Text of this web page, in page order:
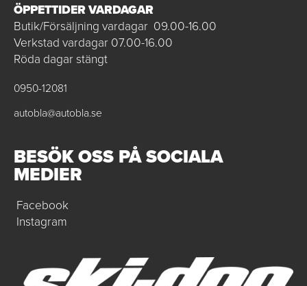
ÖPPETTIDER VARDAGAR
Butik/Försäljning vardagar 09.00-16.00
Verkstad vardagar 07.00-16.00
Röda dagar stängt
0950-12081
autobla@autobla.se
BESÖK OSS PÅ SOCIALA
MEDIER
Facebook
Instagram